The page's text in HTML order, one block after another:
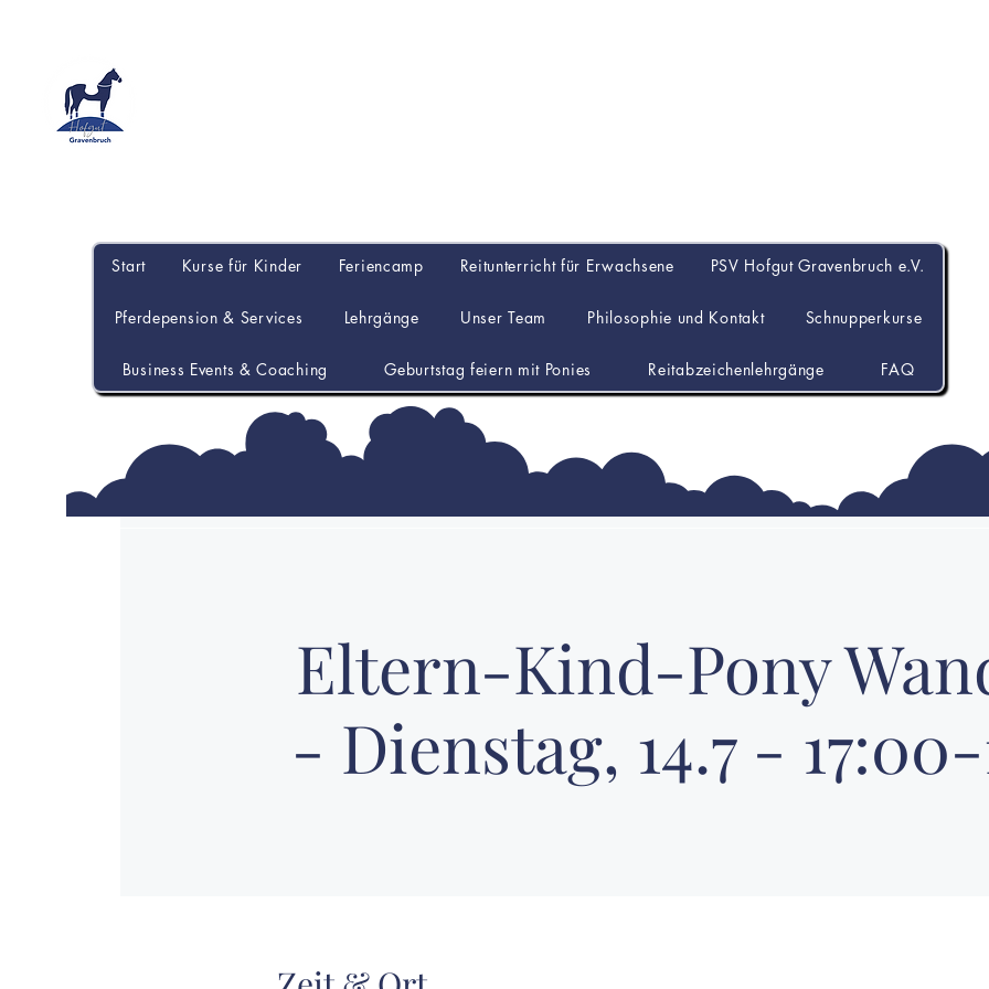
Start Kurse für Kinder Feriencamp Reitunterricht für Erwachsene PSV Hofgut Gravenbruch e.V.
Pferdepension & Services Lehrgänge Unser Team Philosophie und Kontakt Schnupperkurse
Business Events & Coaching Geburtstag feiern mit Ponies Reitabzeichenlehrgänge FAQ
Eltern-Kind-Pony
- Dienstag, 14.7 -